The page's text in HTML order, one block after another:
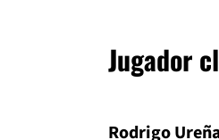
Jugador
Rodrigo